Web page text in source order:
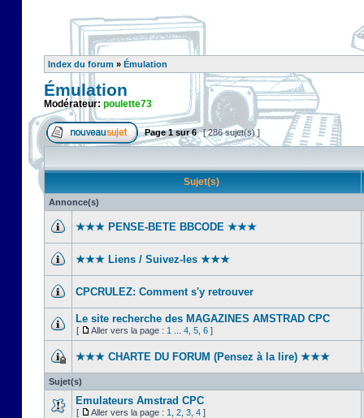
Index du forum » Émulation
Émulation
Modérateur: poulette73
Page1sur6 [ 286 sujet(s) ]
Sujet(s)
Annonce(s)
★★★ PENSE-BETE BBCODE ★★★
★★★ Liens / Suivez-les ★★★
CPCRULEZ: Comment s'y retrouver‎
Le site recherche des MAGAZINES AMSTRAD CPC
[ Aller vers la page : 1 4 5 6 ]
★★★ CHARTE DU FORUM (Pensez à la lire) ★★★
Sujet(s)
Emulateurs Amstrad CPC
[ Aller vers la page : 1 2 3 4 ]